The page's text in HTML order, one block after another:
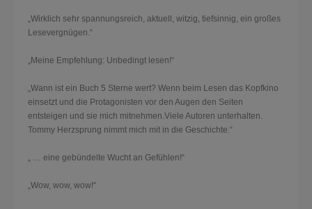
„Wirklich sehr spannungsreich, aktuell, witzig, tiefsinnig, ein großes
Lesevergnügen.“
„Meine Empfehlung: Unbedingt lesen!“
„Wann ist ein Buch 5 Sterne wert? Wenn beim Lesen das Kopfkino
einsetzt und die Protagonisten vor den Augen den Seiten
entsteigen und sie mich mitnehmen.Viele Autoren unterhalten.
Tommy Herzsprung nimmt mich mit in die Geschichte.“
„ … eine gebündelte Wucht an Gefühlen!“
„Wow, wow, wow!“